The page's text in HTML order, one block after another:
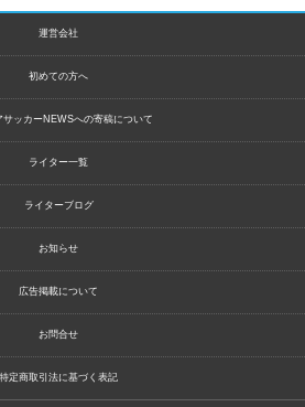
運営会社
初めての方へ
サッカーNEWSへの寄稿について
ライター一覧
ライターブログ
お知らせ
広告掲載について
お問合せ
特定商取引法に基づく表記